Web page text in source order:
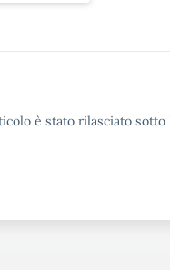
è stato rilasciato